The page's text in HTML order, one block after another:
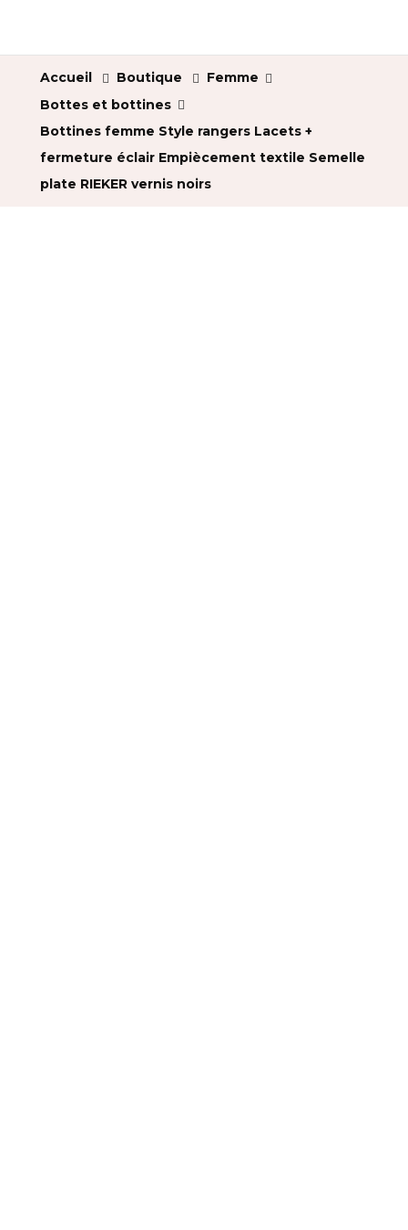
Accueil Boutique
Femme
Bottes et bottines
Bottines femme Style rangers Lacets +
fermeture éclair Empiècement textile Semelle
plate RIEKER vernis noirs